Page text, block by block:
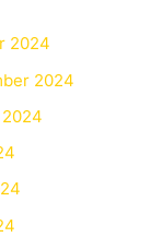
2024
2024